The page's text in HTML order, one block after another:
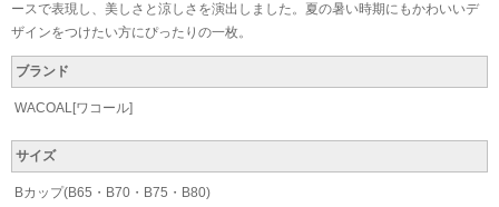
ースで表現し、美しさと涼しさを演出しました。夏の暑い時期にもかわいいデ
ザインをつけたい方にぴったりの一枚。
ブランド
WACOAL[ワコール]
サイズ
Bカップ(B65・B70・B75・B80)